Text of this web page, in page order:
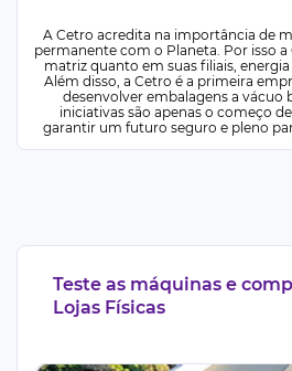
A Cetro acredita na importância de
permanente com o Planeta. Por isso
matriz quanto em suas filiais, energia
Além disso, a Cetro é a primeira
desenvolver embalagens a vácuo
iniciativas são apenas o começo
garantir um futuro seguro e pleno
Teste as máquinas e
Lojas Físicas